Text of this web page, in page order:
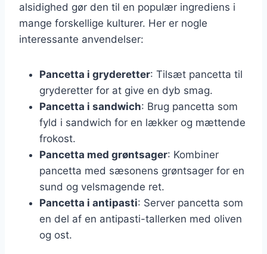
alsidighed gør den til en populær ingrediens i
mange forskellige kulturer. Her er nogle
interessante anvendelser:
Pancetta i gryderetter: Tilsæt pancetta til
gryderetter for at give en dyb smag.
Pancetta i sandwich: Brug pancetta som
fyld i sandwich for en lækker og mættende
frokost.
Pancetta med grøntsager: Kombiner
pancetta med sæsonens grøntsager for en
sund og velsmagende ret.
Pancetta i antipasti: Server pancetta som
en del af en antipasti-tallerken med oliven
og ost.